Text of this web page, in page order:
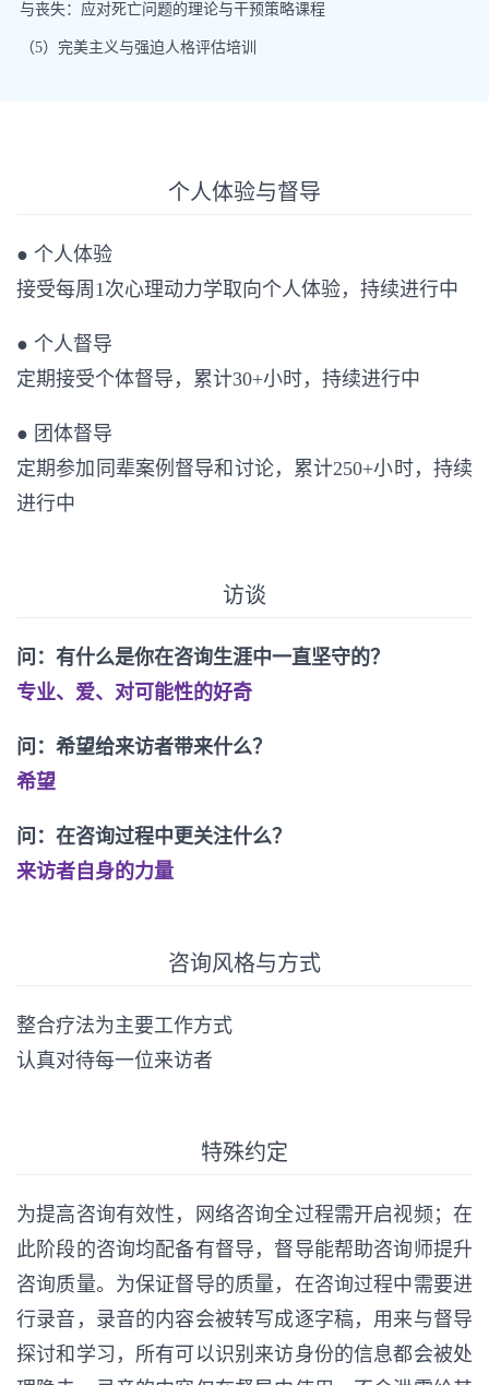
与丧失：应对死亡问题的理论与干预策略课程
（5）完美主义与强迫人格评估培训
个人体验与督导
● 个人体验
接受每周1次心理动力学取向个人体验，持续进行中
● 个人督导
定期接受个体督导，累计30+小时，持续进行中
● 团体督导
定期参加同辈案例督导和讨论，累计250+小时，持续
进行中
访谈
问：有什么是你在咨询生涯中一直坚守的？
专业、爱、对可能性的好奇
问：希望给来访者带来什么？
希望
问：在咨询过程中更关注什么？
来访者自身的力量
咨询风格与方式
整合疗法为主要工作方式
认真对待每一位来访者
特殊约定
为提高咨询有效性，网络咨询全过程需开启视频；在
此阶段的咨询均配备有督导，督导能帮助咨询师提升
咨询质量。为保证督导的质量，在咨询过程中需要进
行录音，录音的内容会被转写成逐字稿，用来与督导
探讨和学习，所有可以识别来访身份的信息都会被处